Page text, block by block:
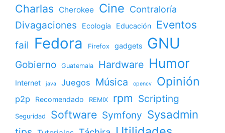
Charlas Cherokee Cine Contraloría
Divagaciones Ecología Educación Eventos
fail Fedora Firefox gadgets GNU
Gobierno Guatemala Hardware Humor
Internet java Juegos Música opencv Opinión
p2p Recomendado REMIX rpm Scripting
Seguridad Software Symfony Sysadmin